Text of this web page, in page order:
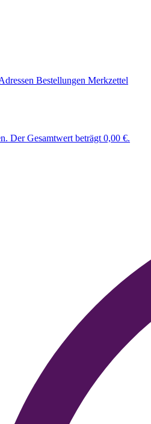
Bestellungen Merkzettel
Der Gesamtwert beträgt 0,00 €.